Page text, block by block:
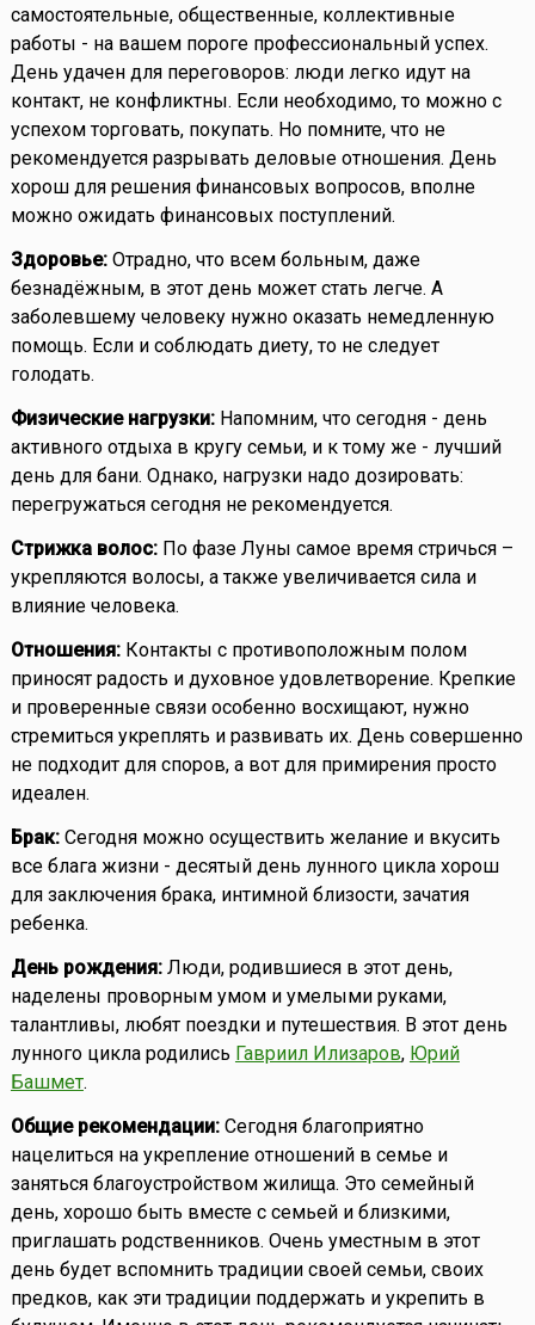
самостоятельные, общественные, коллективные
работы - на вашем пороге профессиональный успех.
День удачен для переговоров: люди легко идут на
контакт, не конфликтны. Если необходимо, то можно с
успехом торговать, покупать. Но помните, что не
рекомендуется разрывать деловые отношения. День
хорош для решения финансовых вопросов, вполне
можно ожидать финансовых поступлений.
Здоровье: Отрадно, что всем больным, даже
безнадёжным, в этот день может стать легче. А
заболевшему человеку нужно оказать немедленную
помощь. Если и соблюдать диету, то не следует
голодать.
Физические нагрузки: Напомним, что сегодня - день
активного отдыха в кругу семьи, и к тому же - лучший
день для бани. Однако, нагрузки надо дозировать:
перегружаться сегодня не рекомендуется.
Стрижка волос: По фазе Луны самое время стричься –
укрепляются волосы, а также увеличивается сила и
влияние человека.
Отношения: Контакты с противоположным полом
приносят радость и духовное удовлетворение. Крепкие
и проверенные связи особенно восхищают, нужно
стремиться укреплять и развивать их. День совершенно
не подходит для споров, а вот для примирения просто
идеален.
Брак: Сегодня можно осуществить желание и вкусить
все блага жизни - десятый день лунного цикла хорош
для заключения брака, интимной близости, зачатия
ребенка.
День рождения: Люди, родившиеся в этот день,
наделены проворным умом и умелыми руками,
талантливы, любят поездки и путешествия. В этот день
лунного цикла родились Гавриил Илизаров, Юрий
Башмет.
Общие рекомендации: Сегодня благоприятно
нацелиться на укрепление отношений в семье и
заняться благоустройством жилища. Это семейный
день, хорошо быть вместе с семьей и близкими,
приглашать родственников. Очень уместным в этот
день будет вспомнить традиции своей семьи, своих
предков, как эти традиции поддержать и укрепить в